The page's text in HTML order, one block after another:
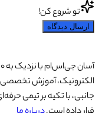
تو شروع کن!
ارسال دیدگاه
الکترونیک، آموزش تخصصی
جانبی، با تکیه بر تیمی